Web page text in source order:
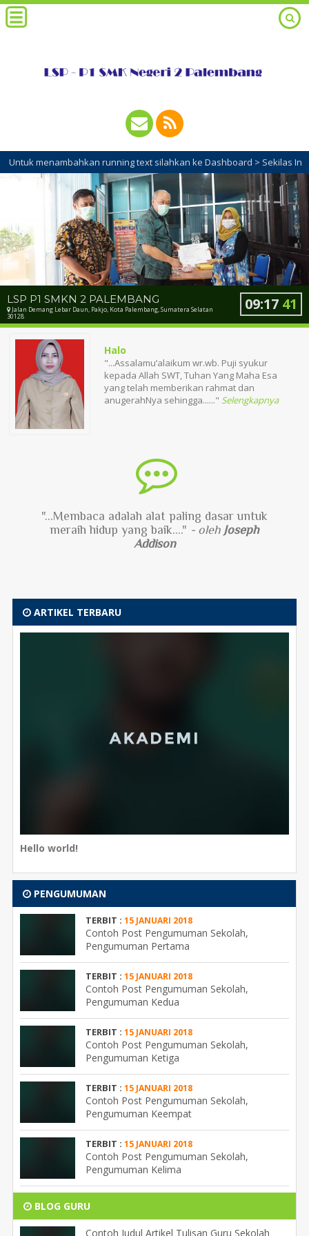
menambahkan running text silahkan ke Dashboard > Sekilas Info
LSP P1 SMKN 2 PALEMBANG
Jalan Demang Lebar Daun, Pakjo, Kota Palembang, Sumatera Selatan
30128
09:17 42
Halo
"...Assalamu’alaikum wr.wb. Puji syukur
kepada Allah SWT, Tuhan Yang Maha Esa
yang telah memberikan rahmat dan
anugerahNya sehingga......" Selengkapnya
"...Membaca adalah alat paling dasar untuk
meraih hidup yang baik...." - oleh Joseph
Addison
ARTIKEL TERBARU
Hello world!
PENGUMUMAN
TERBIT : 15 JANUARI 2018
Contoh Post Pengumuman Sekolah,
Pengumuman Pertama
TERBIT : 15 JANUARI 2018
Contoh Post Pengumuman Sekolah,
Pengumuman Kedua
TERBIT : 15 JANUARI 2018
Contoh Post Pengumuman Sekolah,
Pengumuman Ketiga
TERBIT : 15 JANUARI 2018
Contoh Post Pengumuman Sekolah,
Pengumuman Keempat
TERBIT : 15 JANUARI 2018
Contoh Post Pengumuman Sekolah,
Pengumuman Kelima
BLOG GURU
Contoh Judul Artikel Tulisan Guru Sekolah